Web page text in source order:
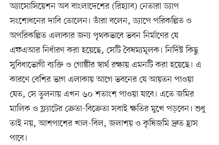
অ্যাসোসিয়েশন অব বাংলাদেশের (রিহ্যাব) নেতারা ড্যাপ
সংশোধনের দাবি তোলেন। তাঁরা বলেন, ড্যাপে পরিকল্পিত ও
অপরিকল্পিত এলাকার জন্য পৃথকভাবে ভবন নির্মাণের যে
এফএআর নির্ধারণ করা হয়েছে, সেটি বৈষম্যমূলক। নির্দিষ্ট কিছু
সুবিধাভোগী ব্যক্তি ও গোষ্ঠীর স্বার্থ রক্ষায় এমনটি করা হয়েছে। এ
কারণে বেশির ভাগ এলাকায় আগে ভবনের যে আয়তন পাওয়া
যেত, সে তুলনায় এখন ৬০ শতাংশ পাওয়া যাবে। এতে জমির
মালিক ও ফ্ল্যাটের ক্রেতা-বিক্রেতা সবাই ক্ষতির মুখে পড়বেন। শুধু
তাই নয়, আশপাশের খাল-বিল, জলাশয় ও কৃষিজমি দ্রুত হ্রাস
পাবে।